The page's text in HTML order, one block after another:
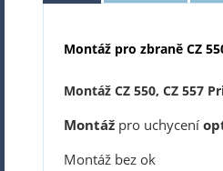
Montáž pro zbraně CZ
Montáž CZ 550, CZ 557
Montážpro uchycení
Montáž bez ok